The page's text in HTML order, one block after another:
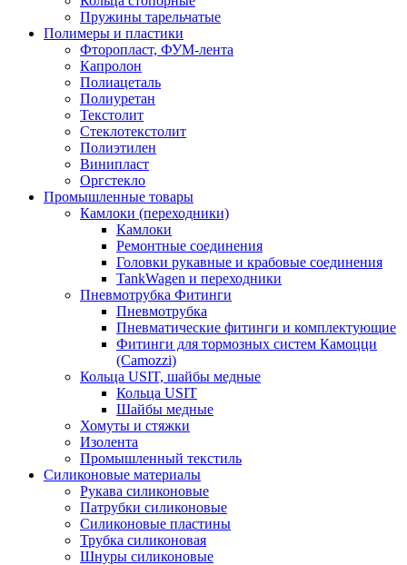
Пружины тарельчатые
Полимеры и пластики
Фторопласт, ФУМ-лента
Капролон
Полиацеталь
Полиуретан
Текстолит
Стеклотекстолит
Полиэтилен
Винипласт
Оргстекло
Промышленные товары
Камлоки (переходники)
Камлоки
Ремонтные соединения
Головки рукавные и крабовые соединения
TankWagen и переходники
Пневмотрубка Фитинги
Пневмотрубка
Пневматические фитинги и комплектующие
Фитинги для тормозных систем Камоцци
(Camozzi)
Кольца USIT, шайбы медные
Кольца USIT
Шайбы медные
Хомуты и стяжки
Изолента
Промышленный текстиль
Силиконовые материалы
Рукава силиконовые
Патрубки силиконовые
Силиконовые пластины
Трубка силиконовая
Шнуры силиконовые